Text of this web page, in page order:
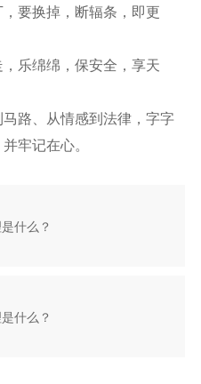
要换掉，断辐条，即更
乐绵绵，保安全，享天
路、从情感到法律，字字
牢记在心。
什么？
什么？